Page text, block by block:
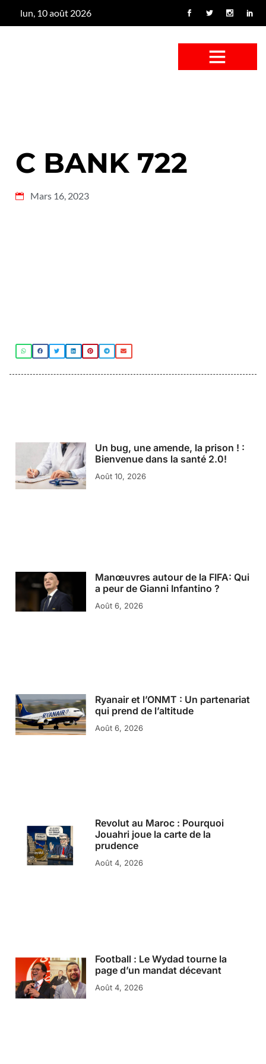
lun, 10 août 2026
C BANK 722
Mars 16, 2023
Un bug, une amende, la prison ! :
Bienvenue dans la santé 2.0!
Août 10, 2026
Manœuvres autour de la FIFA: Qui
a peur de Gianni Infantino ?
Août 6, 2026
Ryanair et l’ONMT : Un partenariat
qui prend de l’altitude
Août 6, 2026
Revolut au Maroc : Pourquoi
Jouahri joue la carte de la
prudence
Août 4, 2026
Football : Le Wydad tourne la
page d’un mandat décevant
Août 4, 2026